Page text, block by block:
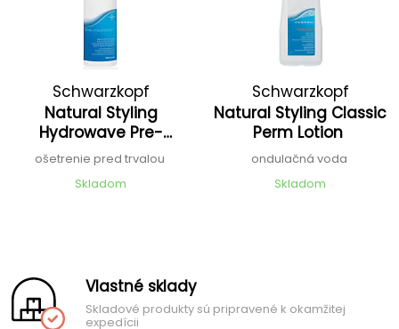
Schwarzkopf
Professional
Natural Styling
Hydrowave Pre-
Treatment Spray
ošetrenie pred trvalou
Skladom
Schwarzkopf
Professional
Natural Styling Classic
Perm Lotion
ondulačná voda
Skladom
Vlastné sklady
Skladové produkty sú pripravené k okamžitej
expedícii